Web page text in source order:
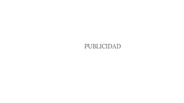
PUBLICIDAD